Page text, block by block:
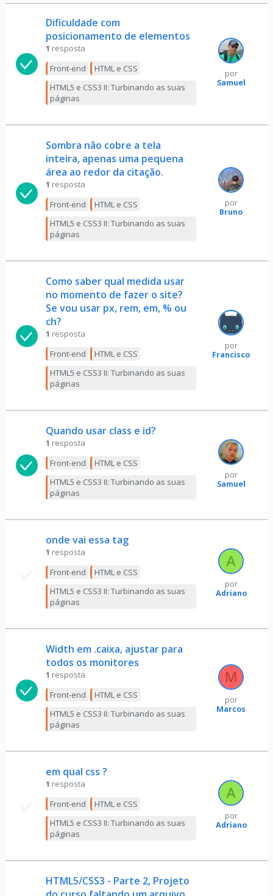
Dificuldade com
posicionamento de elementos
1 resposta
Front-end
HTML e CSS
HTML5 e CSS3 II: Turbinando as suas
páginas
por
Samuel
Sombra não cobre a tela
inteira, apenas uma pequena
área ao redor da citação.
1 resposta
Front-end
HTML e CSS
HTML5 e CSS3 II: Turbinando as suas
páginas
por
Bruno
Como saber qual medida usar
no momento de fazer o site?
Se vou usar px, rem, em, % ou
ch?
1 resposta
Front-end
HTML e CSS
HTML5 e CSS3 II: Turbinando as suas
páginas
por
Francisco
Quando usar class e id?
1 resposta
Front-end
HTML e CSS
HTML5 e CSS3 II: Turbinando as suas
páginas
por
Samuel
onde vai essa tag
1 resposta
Front-end
HTML e CSS
HTML5 e CSS3 II: Turbinando as suas
páginas
por
Adriano
Width em .caixa, ajustar para
todos os monitores
1 resposta
Front-end
HTML e CSS
HTML5 e CSS3 II: Turbinando as suas
páginas
por
Marcos
em qual css ?
1 resposta
Front-end
HTML e CSS
HTML5 e CSS3 II: Turbinando as suas
páginas
por
Adriano
HTML5/CSS3 - Parte 2, Projeto